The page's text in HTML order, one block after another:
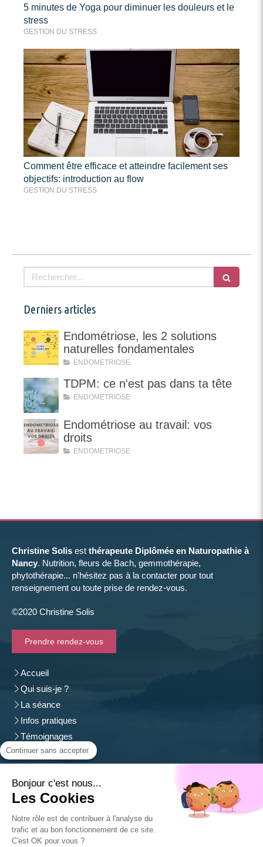
5 minutes de Yoga pour diminuer les douleurs et le
stress
GESTION DU STRESS
Comment être efficace et atteindre facilement ses
objectifs: introduction au flow
GESTION DU STRESS
Rechercher
Derniers articles
Endométriose, les 2 solutions
naturelles fondamentales
ENDOMETRIOSE
TDPM: ce n'est pas dans ta tête
ENDOMETRIOSE
Endométriose au travail: vos
droits
ENDOMETRIOSE
Christine Solis est thérapeute Diplômée en Naturopathie à
Nancy. Nutrition, fleurs de Bach, gemmothérapie,
phytothérapie... n'hésitez pas à la contacter pour tout
renseignement ou toute prise de rendez-vous.
©2020 Christine Solis
Prendre rendez-vous
Accueil
Qui suis-je ?
La séance
Infos pratiques
Témoignages
Contact
Christine Solis
54500 Vandoeuvre-lès-Nancy
SIREN: 533 259 081
Plan du site
Continuer sans accepter
Bonjour c'est nous...
Les Cookies
Notre rôle est de contribuer à l'analyse du
trafic et au bon fonctionnement de ce site.
C'est OK pour vous ?